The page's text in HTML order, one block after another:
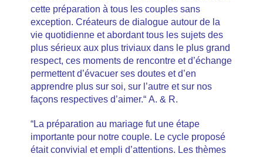
cette préparation à tous les couples sans
exception. Créateurs de dialogue autour de la
vie quotidienne et abordant tous les sujets des
plus sérieux aux plus triviaux dans le plus grand
respect, ces moments de rencontre et d’échange
permettent d’évacuer ses doutes et d’en
apprendre plus sur soi, sur l’autre et sur nos
façons respectives d’aimer.“ A. & R.
“La préparation au mariage fut une étape
importante pour notre couple. Le cycle proposé
était convivial et empli d’attentions. Les thèmes